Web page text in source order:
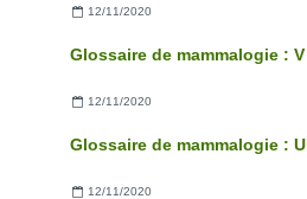
12/11/2020
Glossaire de mammalogie : V
12/11/2020
Glossaire de mammalogie : U
12/11/2020